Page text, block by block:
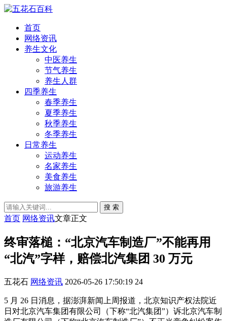
首页
网络资讯
养生文化
中医养生
节气养生
养生人群
四季养生
春季养生
夏季养生
秋季养生
冬季养生
日常养生
运动养生
名家养生
美食养生
旅游养生
搜 索
首页 网络资讯文章正文
终审落槌：“北京汽车制造厂”不能再用
“北汽”字样，赔偿北汽集团 30 万元
五花石 网络资讯 2026-05-26 17:50:19 24
5 月 26 日消息，据澎湃新闻上周报道，北京知识产权法院近
日对北京汽车集团有限公司（下称“北汽集团”）诉北京汽车制